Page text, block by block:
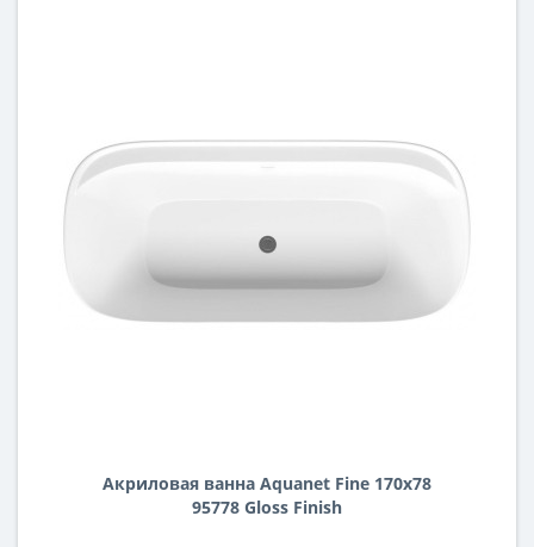
Акриловая ванна Aquanet Fine 170x78
95778 Gloss Finish